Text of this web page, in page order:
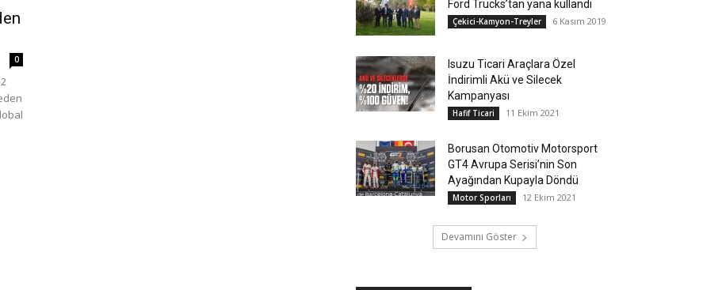
0
Ford Trucks’tan yana kullandı
Çekici-Kamyon-Treyler 6 Kasım 2019
Isuzu Ticari Araçlara Özel
İndirimli Akü ve Silecek
Kampanyası
Hafif Ticari 11 Ekim 2021
Borusan Otomotiv Motorsport
GT4 Avrupa Serisi’nin Son
Ayağından Kupayla Döndü
Motor Sporları 12 Ekim 2021
Devamını Göster